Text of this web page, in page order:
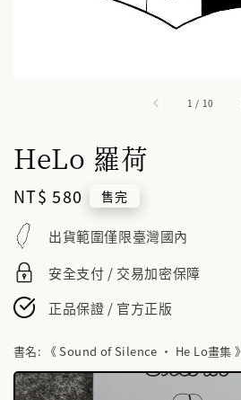
1 / 10
HeLo 羅荷
Regular
price
NT$ 580 售完
出貨範圍僅限臺灣國內
安全支付 / 交易加密保障
正品保證 / 官方正版
書名: 《 Sound of Silence • He Lo畫集 》